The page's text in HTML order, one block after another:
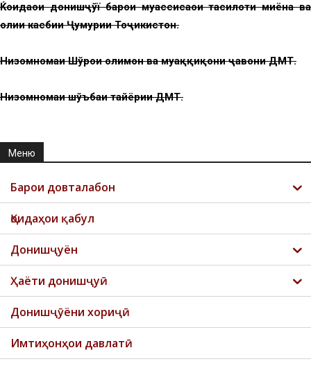
Ќоидаҳои донишҷўї барои муассисаҳои таҳсилоти миёна ва
олии касбии Ҷумҳурии Тоҷикистон.
Низомномаи Шўрои олимон ва муҳаққиқони ҷавони ДМТ.
Низомномаи шўъбаи тайёрии ДМТ.
Меню
Барои довталабон
Қоидаҳои қабул
Донишҷуён
Ҳаёти донишҷуӣ
Донишҷӯёни хориҷӣ
Имтиҳонҳои давлатӣ